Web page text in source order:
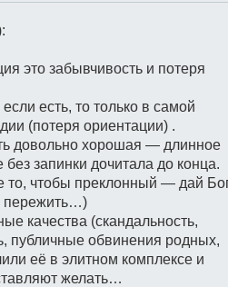
:
это забывчивость и потеря
есть, то только в самой
(потеря ориентации) .
довольно хорошая — длинное
без запинки дочитала до конца.
то, чтобы преклонный — дай
пережить…)
качества (скандальность,
публичные обвинения родных,
её в элитном комплексе и
желать…